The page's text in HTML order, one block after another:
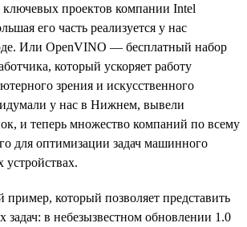
ключевых проектов компании Intel
его часть реализуется у нас
Или OpenVINO — бесплатный набор
который ускоряет работу
зрения и искусственного
у нас в Нижнем, вывели
и теперь множество компаний по всему
для оптимизации задач машинного
устройствах.
который позволяет представить
задач: в небезызвестном обновлении 1.0